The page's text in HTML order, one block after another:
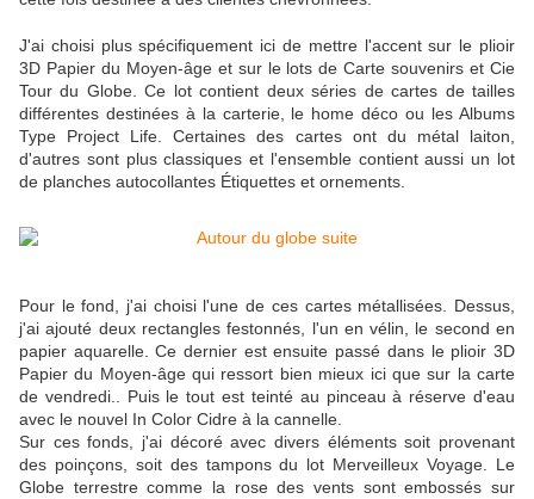
J'ai choisi plus spécifiquement ici de mettre l'accent sur le plioir
3D Papier du Moyen-âge et sur le lots de Carte souvenirs et Cie
Tour du Globe. Ce lot contient deux séries de cartes de tailles
différentes destinées à la carterie, le home déco ou les Albums
Type Project Life. Certaines des cartes ont du métal laiton,
d'autres sont plus classiques et l'ensemble contient aussi un lot
de planches autocollantes Étiquettes et ornements.
Pour le fond, j'ai choisi l'une de ces cartes métallisées. Dessus,
j'ai ajouté deux rectangles festonnés, l'un en vélin, le second en
papier aquarelle. Ce dernier est ensuite passé dans le plioir 3D
Papier du Moyen-âge qui ressort bien mieux ici que sur la carte
de vendredi.. Puis le tout est teinté au pinceau à réserve d'eau
avec le nouvel In Color Cidre à la cannelle.
Sur ces fonds, j'ai décoré avec divers éléments soit provenant
des poinçons, soit des tampons du lot Merveilleux Voyage. Le
Globe terrestre comme la rose des vents sont embossés sur